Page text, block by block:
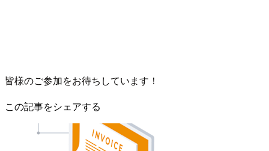
皆様のご参加をお待ちしています！
この記事をシェアする